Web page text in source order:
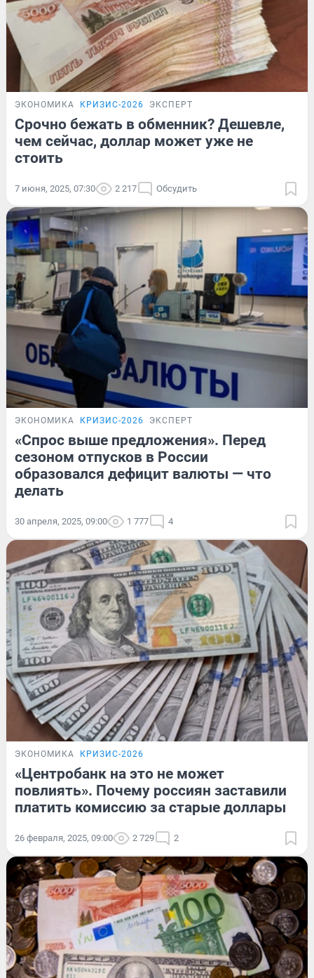
ЭКОНОМИКА КРИЗИС-2026 ЭКСПЕРТ
Срочно бежать в обменник? Дешевле,
чем сейчас, доллар может уже не
стоить
7 июня, 2025, 07:30 2 217 Обсудить
ЭКОНОМИКА КРИЗИС-2026 ЭКСПЕРТ
«Спрос выше предложения». Перед
сезоном отпусков в России
образовался дефицит валюты — что
делать
30 апреля, 2025, 09:00 1 777 4
ЭКОНОМИКА КРИЗИС-2026
«Центробанк на это не может
повлиять». Почему россиян заставили
платить комиссию за старые доллары
26 февраля, 2025, 09:00 2 729 2